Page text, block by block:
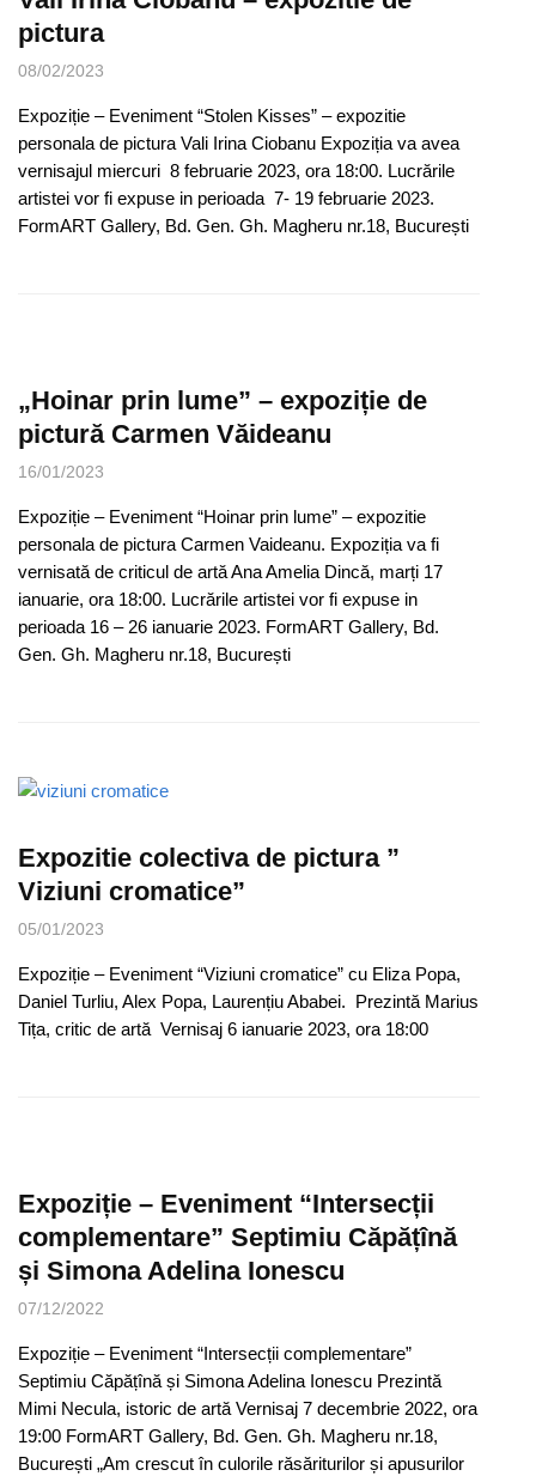
pictura
08/02/2023
Expoziție – Eveniment “Stolen Kisses” – expozitie
personala de pictura Vali Irina Ciobanu Expoziția va avea
vernisajul miercuri 8 februarie 2023, ora 18:00. Lucrările
artistei vor fi expuse in perioada 7- 19 februarie 2023.
FormART Gallery, Bd. Gen. Gh. Magheru nr.18, București
„Hoinar prin lume” – expoziție de
pictură Carmen Văideanu
16/01/2023
Expoziție – Eveniment “Hoinar prin lume” – expozitie
personala de pictura Carmen Vaideanu. Expoziția va fi
vernisată de criticul de artă Ana Amelia Dincă, marți 17
ianuarie, ora 18:00. Lucrările artistei vor fi expuse in
perioada 16 – 26 ianuarie 2023. FormART Gallery, Bd.
Gen. Gh. Magheru nr.18, București
Expozitie colectiva de pictura ”
Viziuni cromatice”
05/01/2023
Expoziție – Eveniment “Viziuni cromatice” cu Eliza Popa,
Daniel Turliu, Alex Popa, Laurențiu Ababei. Prezintă Marius
Tița, critic de artă Vernisaj 6 ianuarie 2023, ora 18:00
Expoziție – Eveniment “Intersecții
complementare” Septimiu Căpățînă
și Simona Adelina Ionescu
07/12/2022
Expoziție – Eveniment “Intersecții complementare”
Septimiu Căpățînă și Simona Adelina Ionescu Prezintă
Mimi Necula, istoric de artă Vernisaj 7 decembrie 2022, ora
19:00 FormART Gallery, Bd. Gen. Gh. Magheru nr.18,
București „Am crescut în culorile răsăriturilor și apusurilor